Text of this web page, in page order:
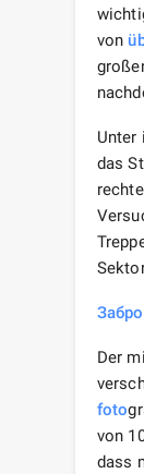
von
Unter
das
Der
foto
von
dass